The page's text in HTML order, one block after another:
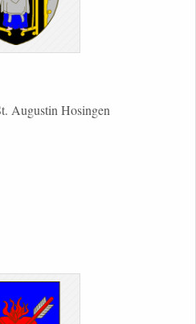
Augustin Hosingen